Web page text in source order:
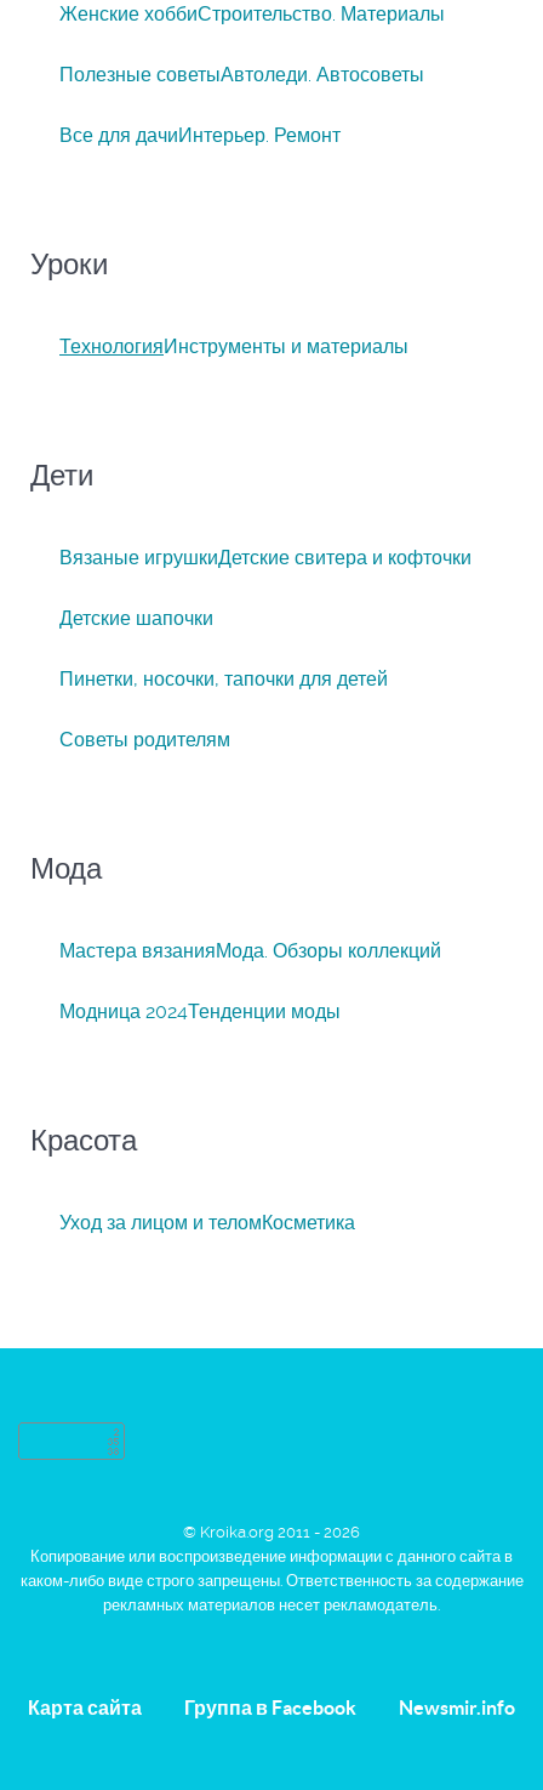
Женские хоббиСтроительство. Материалы
Полезные советыАвтоледи. Автосоветы
Все для дачиИнтерьер. Ремонт
Уроки
ТехнологияИнструменты и материалы
Дети
Вязаные игрушкиДетские свитера и кофточки
Детские шапочки
Пинетки, носочки, тапочки для детей
Советы родителям
Мода
Мастера вязанияМода. Обзоры коллекций
Модница 2024Тенденции моды
Красота
Уход за лицом и теломКосметика
© Kroika.org 2011 - 2026
Копирование или воспроизведение информации с данного сайта в
каком-либо виде строго запрещены. Ответственность за содержание
рекламных материалов несет рекламодатель.
Карта сайта Группа в Facebook Newsmir.info